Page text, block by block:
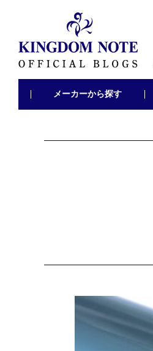
メーカーから探す